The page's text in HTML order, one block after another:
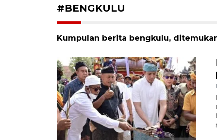
#BENGKULU
Kumpulan berita bengkulu,